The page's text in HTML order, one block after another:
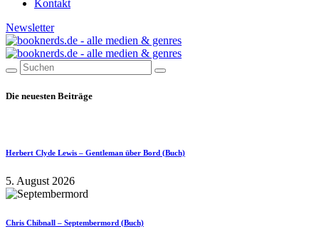
Kontakt
Newsletter
Die neuesten Beiträge
Herbert Clyde Lewis – Gentleman über Bord (Buch)
5. August 2026
Chris Chibnall – Septembermord (Buch)